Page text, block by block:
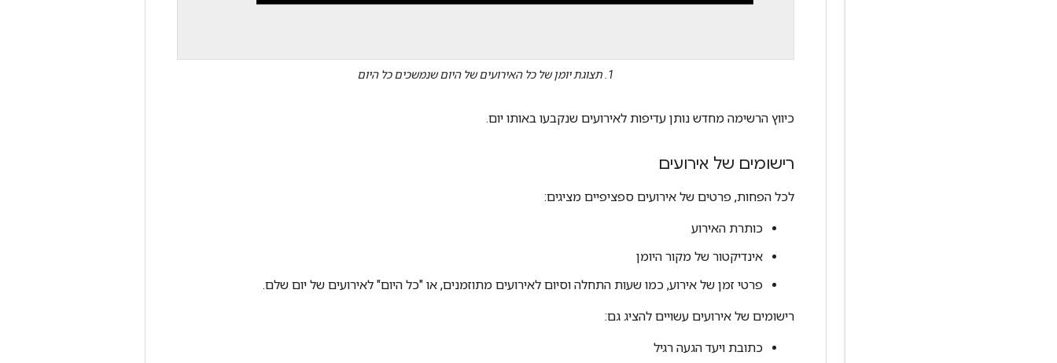
1. תצוגת יומן של כל האירועים של היום שנמשכים כל היום
כיווץ הרשימה מחדש נותן עדיפות לאירועים שנקבעו באותו יום.
רישומים של אירועים
לכל הפחות, פרטים של אירועים ספציפיים מציגים:
כותרת האירוע
אינדיקטור של מקור היומן
פרטי זמן של אירוע, כמו שעות התחלה וסיום לאירועים מתוזמנים, או "כל היום" לאירועים של יום שלם.
רישומים של אירועים עשויים להציג גם:
כתובת ויעד הגעה רגיל